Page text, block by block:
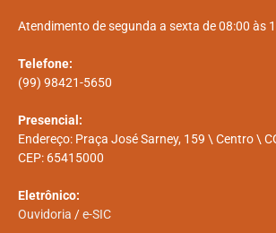
Atendimento de segunda a sexta de 08:00 às
Telefone:
(99) 98421-5650
Presencial:
Endereço: Praça José Sarney, 159 \ Centro \
CEP: 65415000
Eletrônico:
Ouvidoria /e-SIC